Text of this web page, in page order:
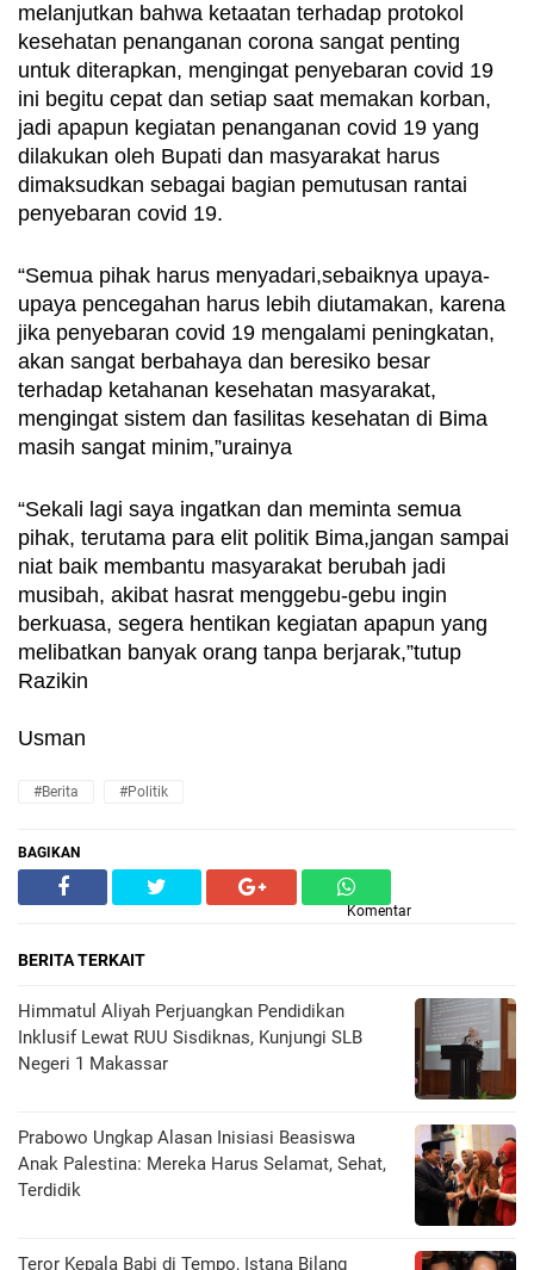
melanjutkan bahwa ketaatan terhadap protokol
kesehatan penanganan corona sangat penting
untuk diterapkan, mengingat penyebaran covid 19
ini begitu cepat dan setiap saat memakan korban,
jadi apapun kegiatan penanganan covid 19 yang
dilakukan oleh Bupati dan masyarakat harus
dimaksudkan sebagai bagian pemutusan rantai
penyebaran covid 19.
“Semua pihak harus menyadari,sebaiknya upaya-
upaya pencegahan harus lebih diutamakan, karena
jika penyebaran covid 19 mengalami peningkatan,
akan sangat berbahaya dan beresiko besar
terhadap ketahanan kesehatan masyarakat,
mengingat sistem dan fasilitas kesehatan di Bima
masih sangat minim,”urainya
“Sekali lagi saya ingatkan dan meminta semua
pihak, terutama para elit politik Bima,jangan sampai
niat baik membantu masyarakat berubah jadi
musibah, akibat hasrat menggebu-gebu ingin
berkuasa, segera hentikan kegiatan apapun yang
melibatkan banyak orang tanpa berjarak,”tutup
Razikin
Usman
#Berita #Politik
BAGIKAN
Komentar
BERITA TERKAIT
Himmatul Aliyah Perjuangkan Pendidikan
Inklusif Lewat RUU Sisdiknas, Kunjungi SLB
Negeri 1 Makassar
Prabowo Ungkap Alasan Inisiasi Beasiswa
Anak Palestina: Mereka Harus Selamat, Sehat,
Terdidik
Teror Kepala Babi di Tempo, Istana Bilang